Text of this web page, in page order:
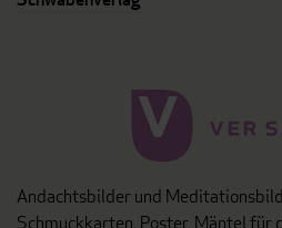
Andachtsbilder und
Schmuckkarten, Poster, Mäntel für